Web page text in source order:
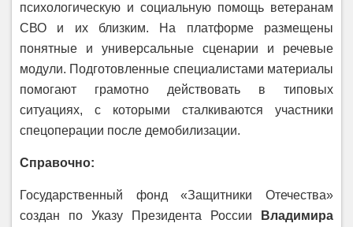
психологическую и социальную помощь ветеранам
СВО и их близким. На платформе размещены
понятные и универсальные сценарии и речевые
модули. Подготовленные специалистами материалы
помогают грамотно действовать в типовых
ситуациях, с которыми сталкиваются участники
спецоперации после демобилизации.
Справочно:
Государственный фонд «Защитники Отечества»
создан по Указу Президента России
Владимира